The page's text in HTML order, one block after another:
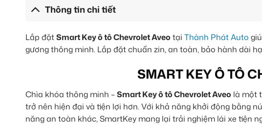
Thông tin chi tiết
Lắp đặtSmart Key ô tô Chevrolet Aveo tại Thành Phát Auto
gương thông minh. Lắp đặt chuẩn zin, an toàn, bảo hành dài
SMART KEY Ô TÔ
Chìa khóa thông minh –Smart Key ô tô Chevrolet Aveo là một
trở nên hiện đại và tiện lợi hơn. Với khả năng khởi động bằng
năng an toàn khác, SmartKey mang lại trải nghiệm lái xe tiện